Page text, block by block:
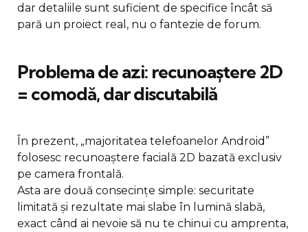
dar detaliile sunt suficient de specifice încât să
pară un proiect real, nu o fantezie de forum.
Problema de azi: recunoaștere 2D
= comodă, dar discutabilă
În prezent, „majoritatea telefoanelor Android”
folosesc recunoaștere facială 2D bazată exclusiv
pe camera frontală.
Asta are două consecințe simple: securitate
limitată și rezultate mai slabe în lumină slabă,
exact când ai nevoie să nu te chinui cu amprenta,